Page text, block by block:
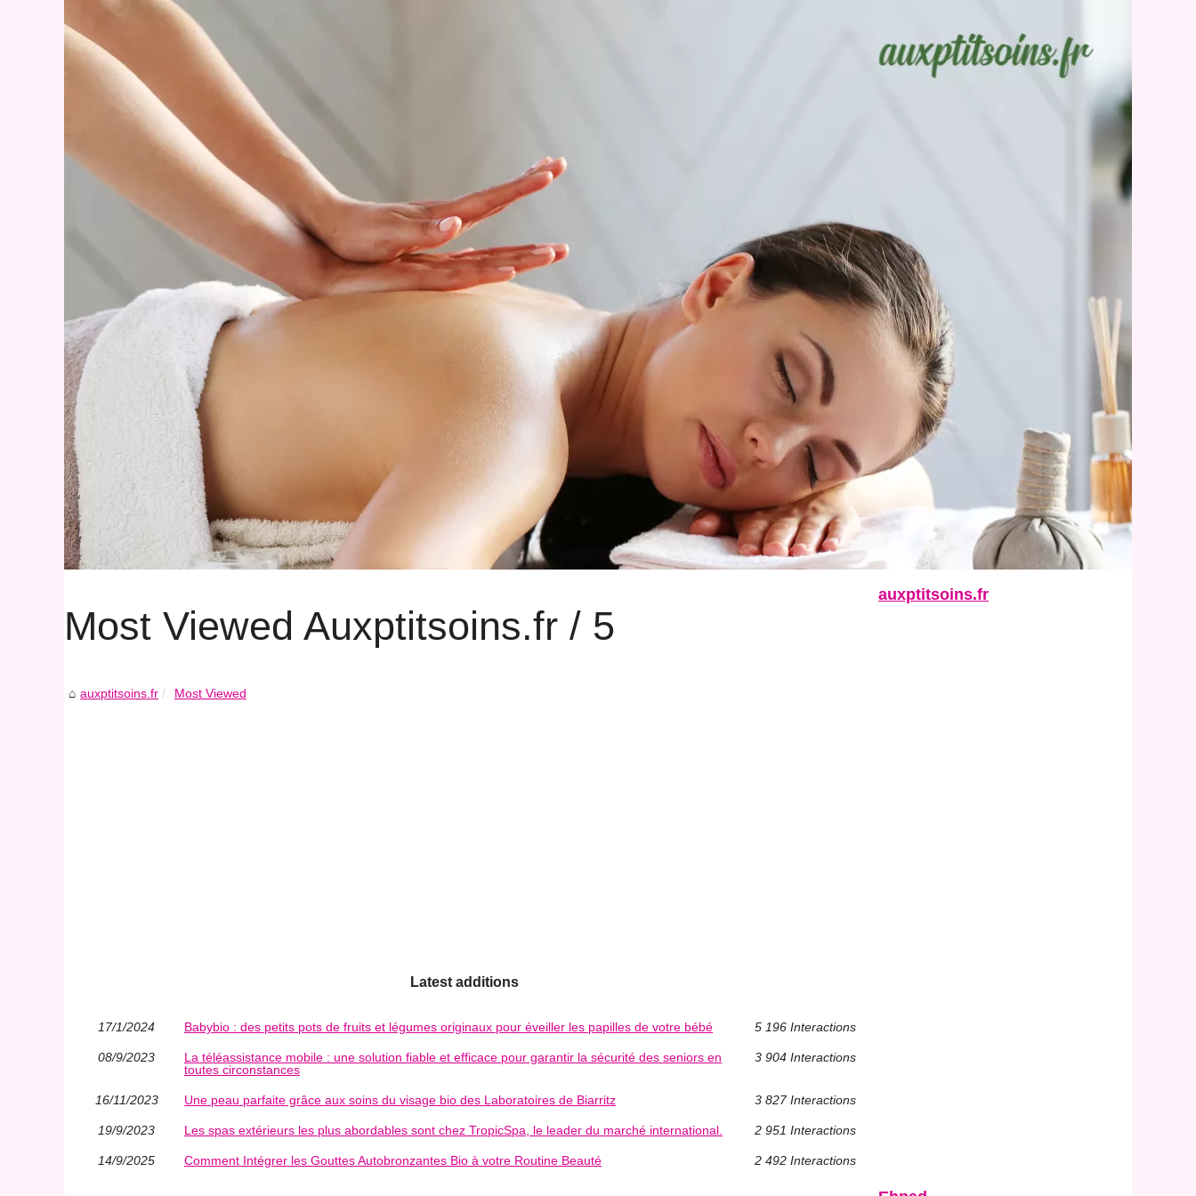
Most Viewed Auxptitsoins.fr / 5
auxptitsoins.fr Most Viewed
Latest additions
17/1/2024 Babybio : des petits pots de fruits et légumes originaux pour éveiller les papilles de votre bébé 5 196 Interactions
08/9/2023
La téléassistance mobile : une solution fiable et efficace pour garantir la sécurité des seniors en
toutes circonstances
3 904 Interactions
16/11/2023 Une peau parfaite grâce aux soins du visage bio des Laboratoires de Biarritz 3 827 Interactions
19/9/2023 Les spas extérieurs les plus abordables sont chez TropicSpa, le leader du marché international. 2 951 Interactions
14/9/2025 Comment Intégrer les Gouttes Autobronzantes Bio à votre Routine Beauté 2 492 Interactions
auxptitsoins.fr